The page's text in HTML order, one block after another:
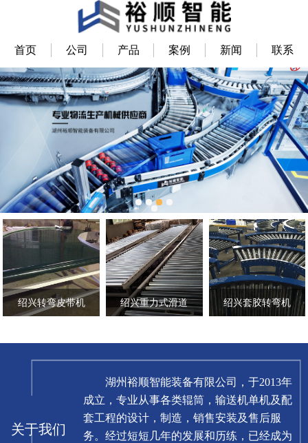
首页 公司 产品 案例 新闻 联系
绍兴转弯皮带机 绍兴重力式滑道 绍兴套胶转弯机
关于我们
湖州裕顺智能装备有限公司，于2013年
成立，专业从事各类辊筒，输送机单机及配
套工程的设计，制造，销售安装及售后服
务。经过短短几年的发展和历练，已经成为